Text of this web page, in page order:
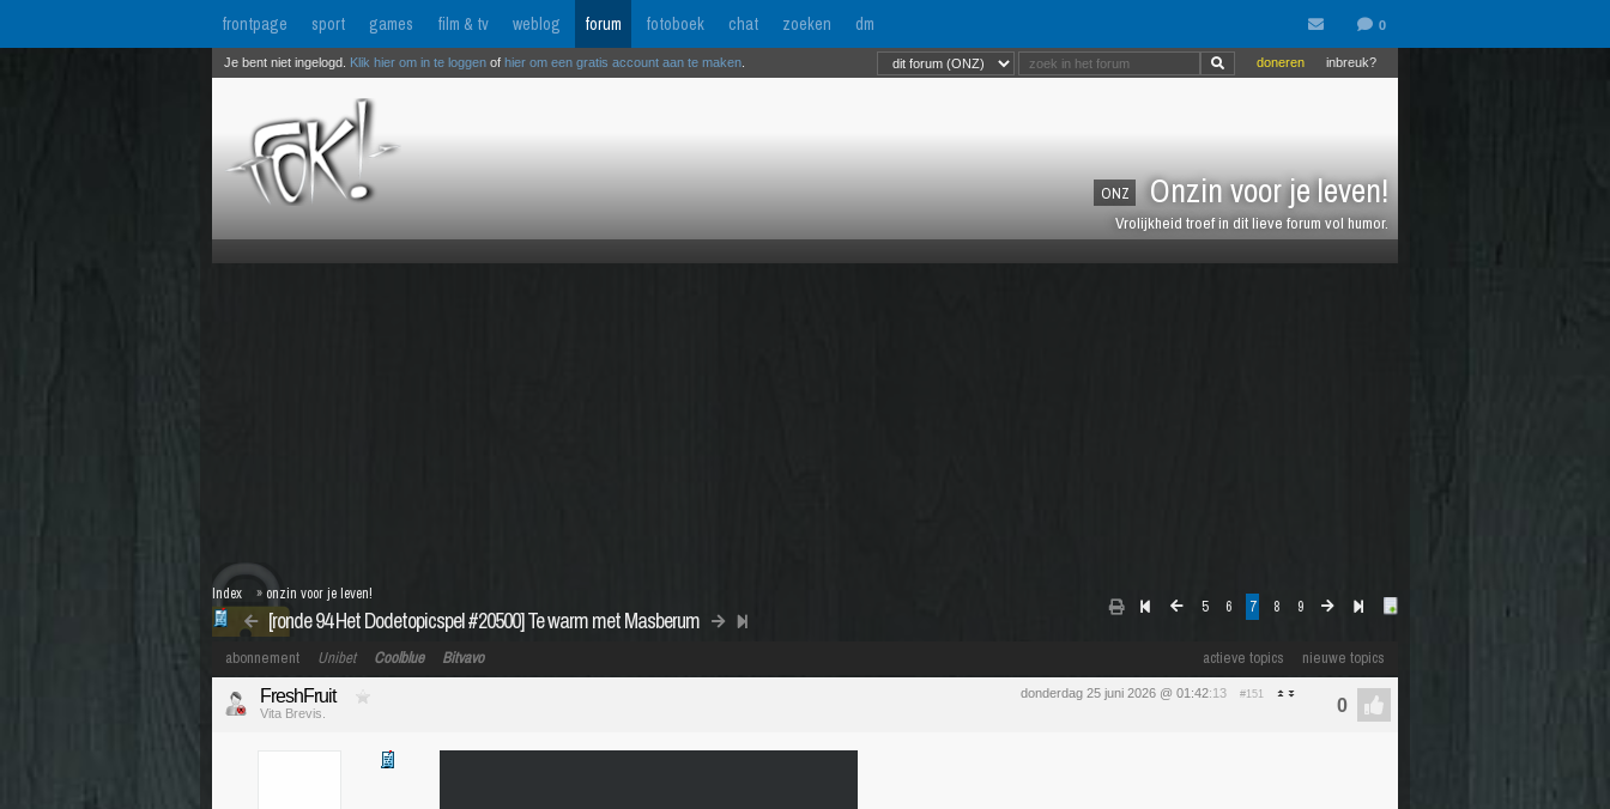
frontpage sport games film & tv weblog forum fotoboek chat zoeken dm
ONZ Onzin voor je leven!
Vrolijkheid troef in dit lieve forum vol humor.
inbreuk?
doneren
Je bent niet ingelogd. Klik hier om in te loggen of hier om een gratis account aan te maken
5 6 7 8 9
[ronde 94 Het Dodetopicspel #20500] Te warm met Masberum
Index » onzin voor je leven!
actieve topics nieuwe topics
abonnement Unibet Coolblue Bitvavo
donderdag 25 juni 2026 @ 01:42:13 #151
FreshFruit
Vita Brevis.